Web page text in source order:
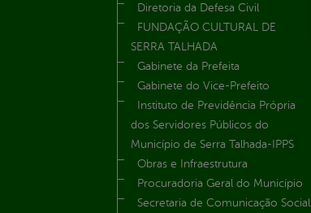
Diretoria da Defesa Civil
FUNDAÇÃO CULTURAL DE
SERRA TALHADA
Gabinete da Prefeita
Gabinete do Vice-Prefeito
Instituto de Previdência Própria
dos Servidores Públicos do
Município de Serra Talhada-IPPS
Obras e Infraestrutura
Procuradoria Geral do Município
Secretaria de Comunicação Social